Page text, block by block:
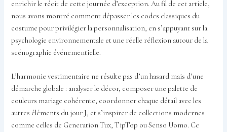
enrichir le récit de cette journée d’exception. Au fil de cet article,
nous avons montré comment dépasser les codes classiques du
costume pour privilégier la personnalisation, en s’appuyant sur la
psychologie environnementale et une réelle réflexion autour de la
scénographie événementielle.
L’harmonie vestimentaire ne résulte pas d’un hasard mais d’une
démarche globale : analyser le décor, composer une palette de
couleurs mariage cohérente, coordonner chaque détail avec les
autres éléments du jour J, et s’inspirer de collections modernes
comme celles de Generation Tux, TipTop ou Senso Uomo. Ce